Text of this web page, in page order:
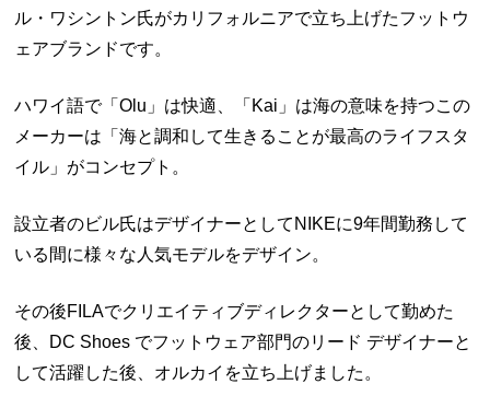
ル・ワシントン氏がカリフォルニアで立ち上げたフットウ
ェアブランドです。
ハワイ語で「Olu」は快適、「Kai」は海の意味を持つこの
メーカーは「海と調和して生きることが最高のライフスタ
イル」がコンセプト。
設立者のビル氏はデザイナーとしてNIKEに9年間勤務して
いる間に様々な人気モデルをデザイン。
その後FILAでクリエイティブディレクターとして勤めた
後、DC Shoes でフットウェア部門のリード デザイナーと
して活躍した後、オルカイを立ち上げました。